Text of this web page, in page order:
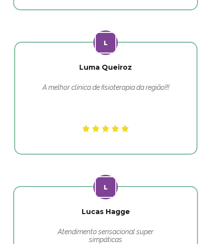
Luma Queiroz
A melhor clínica de fisioterapia da região!!!
Lucas Hagge
Atendimento sensacional super
simpáticas